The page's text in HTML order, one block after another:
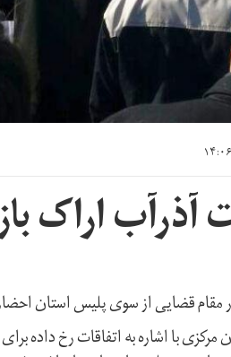
آذرآب اراک
مقام قضایی از سوی پلیس استان
با اشاره به اتفاقات رخ داده